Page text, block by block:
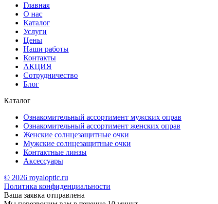
Главная
О нас
Каталог
Услуги
Цены
Наши работы
Контакты
АКЦИЯ
Сотрудничество
Блог
Каталог
Ознакомительный ассортимент мужских оправ
Ознакомительный ассортимент женских оправ
Женские солнцезащитные очки
Мужские солнцезащитные очки
Контактные линзы
Аксессуары
© 2026 royaloptic.ru
Политика конфиденциальности
Ваша заявка отправлена